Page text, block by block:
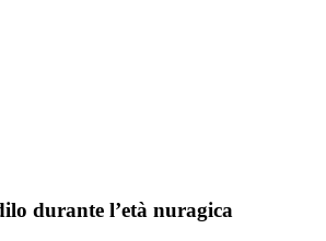
durante l’età nuragica